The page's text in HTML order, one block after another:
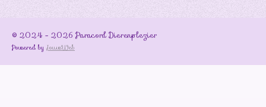
© 2024 - 2026 Paracord Dierenplezier
Powered by JouwWeb